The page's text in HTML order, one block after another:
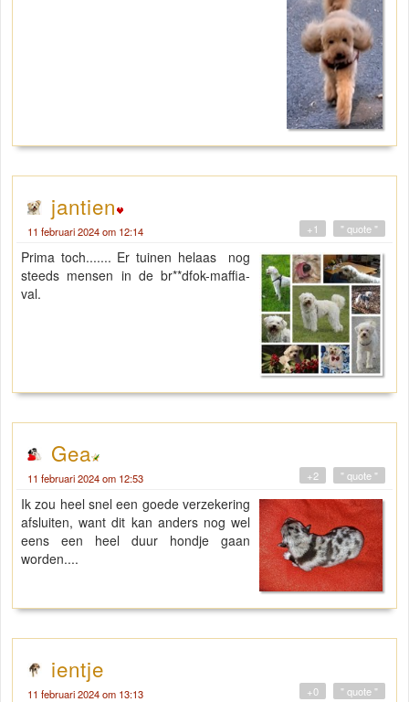
jantien
11 februari 2024 om 12:14 " quote "
+1
Prima toch....... Er tuinen helaas nog
steeds mensen in de br**dfok-maffia-
val.
Gea
11 februari 2024 om 12:53 " quote "
+2
Ik zou heel snel een goede verzekering
afsluiten, want dit kan anders nog wel
eens een heel duur hondje gaan
worden....
ientje
11 februari 2024 om 13:13 " quote "
+0